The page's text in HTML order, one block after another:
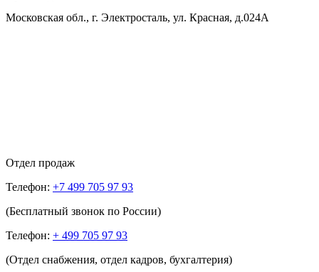
Московская обл., г. Электросталь, ул. Красная, д.024А
Отдел продаж
Телефон: +7 499 705 97 93
(Бесплатный звонок по России)
Телефон: + 499 705 97 93
(Отдел снабжения, отдел кадров, бухгалтерия)